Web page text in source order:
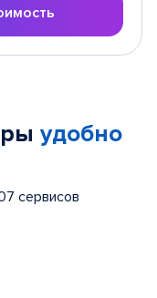
удобно
сервисов